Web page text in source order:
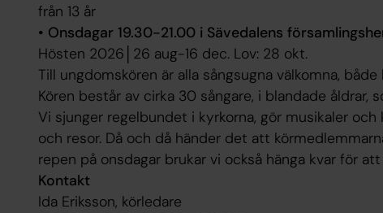
från 13 år
• Onsdagar 19.30-21.00 i Sävedalens
Hösten 2026│26 aug-16 dec. Lov: 28 okt.
Till ungdomskören är alla sångsugna välkomna,
Kören består av cirka 30 sångare, i blandade åldrar,
Vi sjunger regelbundet i kyrkorna, gör musikaler
och resor. Då och då händer det att
repen på onsdagar brukar vi också hänga kvar för
Kontakt
Ida Eriksson, körledare